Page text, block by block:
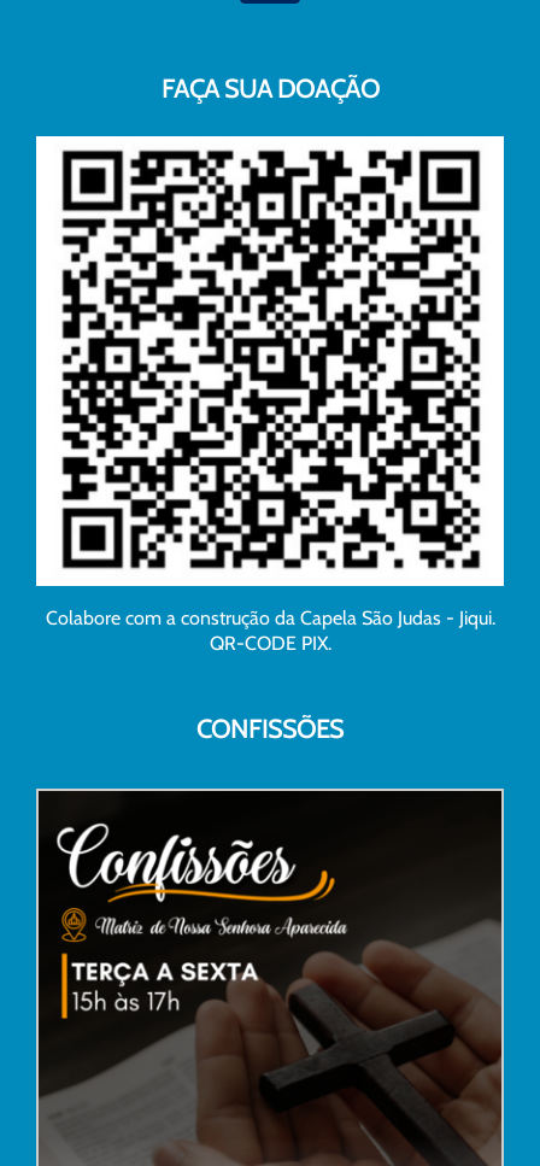
FAÇA SUA DOAÇÃO
Colabore com a construção da Capela São Judas - Jiqui.
QR-CODE PIX.
CONFISSÕES